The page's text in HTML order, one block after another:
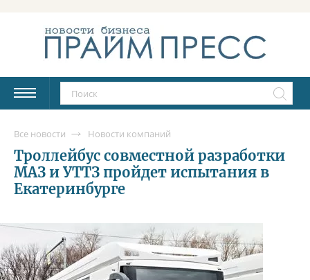
Все новости Новости компаний
Троллейбус совместной разработки
МАЗ и УТТЗ пройдет испытания в
Екатеринбурге